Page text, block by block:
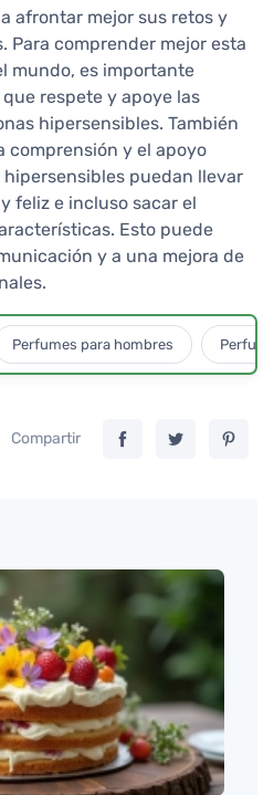
afrontar mejor sus retos y
Para comprender mejor esta
mundo, es importante
respete y apoye las
hipersensibles. También
comprensión y el apoyo
puedan llevar
feliz e incluso sacar el
Esto puede
y a una mejora de
Perfumes para hombres
Compartir